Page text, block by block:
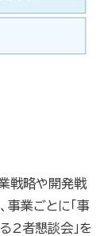
戦略や開発戦
事業ごとに「事
2者懇談会」を